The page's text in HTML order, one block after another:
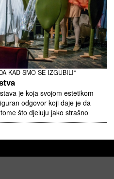
KAD SMO SE IZGUBILI“
je koja svojom estetikom
odgovor koji daje je da
što djeluju jako strašno